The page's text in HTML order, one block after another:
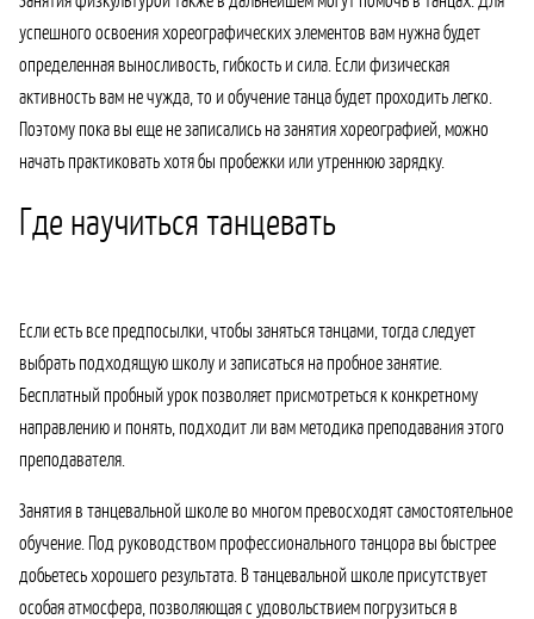
успешного освоения хореографических элементов вам нужна будет
определенная выносливость, гибкость и сила. Если физическая
активность вам не чужда, то и обучение танца будет проходить легко.
Поэтому пока вы еще не записались на занятия хореографией, можно
начать практиковать хотя бы пробежки или утреннюю зарядку.
Где научиться танцевать
Если есть все предпосылки, чтобы заняться танцами, тогда следует
выбрать подходящую школу и записаться на пробное занятие.
Бесплатный пробный урок позволяет присмотреться к конкретному
направлению и понять, подходит ли вам методика преподавания этого
преподавателя.
Занятия в танцевальной школе во многом превосходят самостоятельное
обучение. Под руководством профессионального танцора вы быстрее
добьетесь хорошего результата. В танцевальной школе присутствует
особая атмосфера, позволяющая с удовольствием погрузиться в